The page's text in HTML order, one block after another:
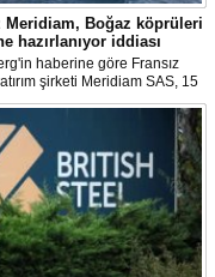
Meridiam, Boğaz köprüleri
hazırlanıyor iddiası
haberine göre Fransız
şirketi Meridiam SAS, 15
Şehitler Köprüsü ile Fatih
Köprüsü'nün
yönelik ihaleyle